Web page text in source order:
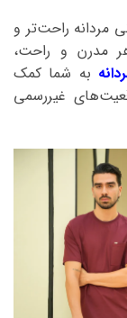
مردانه راحت‌تر و
مدرن و راحت،
به شما کمک
غیررسمی